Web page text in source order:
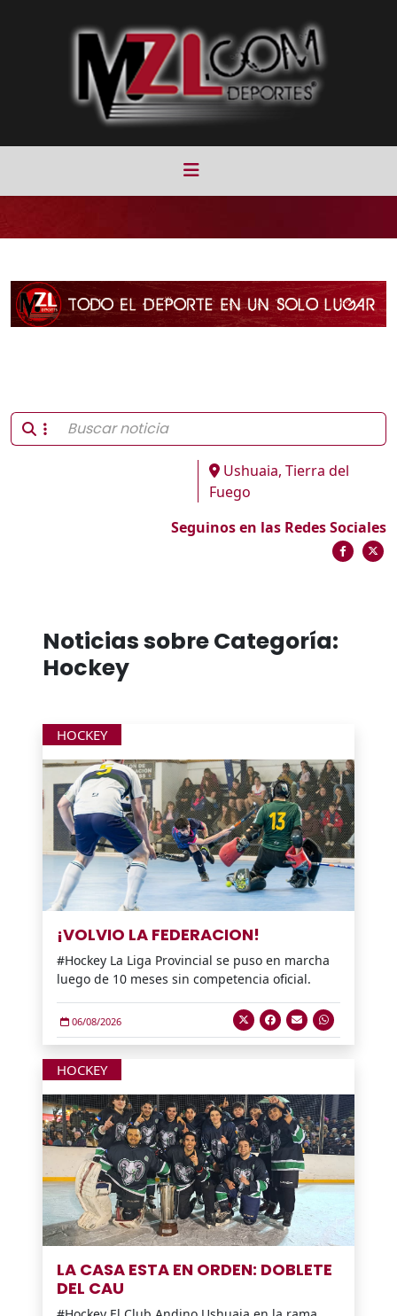
Ushuaia, Tierra del
Fuego
Seguinos en las Redes Sociales
Noticias sobre Categoría:
Hockey
HOCKEY
¡VOLVIO LA FEDERACION!
#Hockey La Liga Provincial se puso en marcha
luego de 10 meses sin competencia oficial.
06/08/2026
HOCKEY
LA CASA ESTA EN ORDEN: DOBLETE
DEL CAU